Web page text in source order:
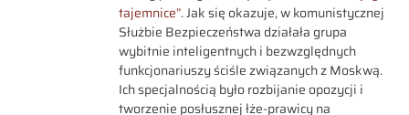
tajemnice”. Jak się okazuje, w komunistycznej
Służbie Bezpieczeństwa działała grupa
wybitnie inteligentnych i bezwzględnych
funkcjonariuszy ściśle związanych z Moskwą.
Ich specjalnością było rozbijanie opozycji i
tworzenie posłusznej łże-prawicy na